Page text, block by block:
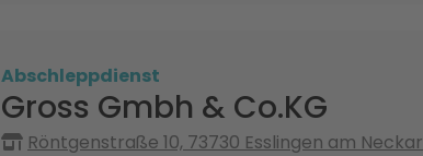
Abschleppdienst
Gross Gmbh & Co.KG
Röntgenstraße 10, 73730 Esslingen am Neckar